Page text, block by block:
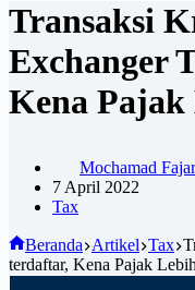
Transaksi
Exchanger
Kena
Mochamad
7 April 2022
Tax
Beranda Artikel Tax
terdaftar, Kena Pajak